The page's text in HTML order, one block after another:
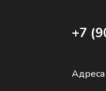
+7
Адреса